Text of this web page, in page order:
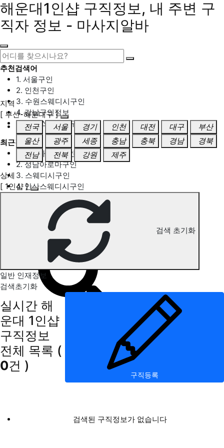
해운대1인샵 구직정보, 내 주변 구
직자 정보 - 마사지알바
추천검색어
1. 서울구인
2. 인천구인
3. 수원스웨디시구인
4. 강남구인정보
5. 동탄스웨디시구인
최근검색어
1. 일산마사지구인
2. 성남아로마구인
3. 스웨디시구인
4. 안산스웨디시구인
해운대 1인샵 구직정보
지역
[ 부산-해운대구 ]
전국
서울 경기 인천 대전 대구
부산
울산
광주 세종 충남 충북 경남
경북
전남
전북 강원 제주
상세
[ 1인샵 ]
검색 초기화
일반 인재정보
검색초기화
실시간 해
운대 1인샵
구직정보
전체 목록 (
0건 )
구직등록
검색된 구직정보가 없습니다